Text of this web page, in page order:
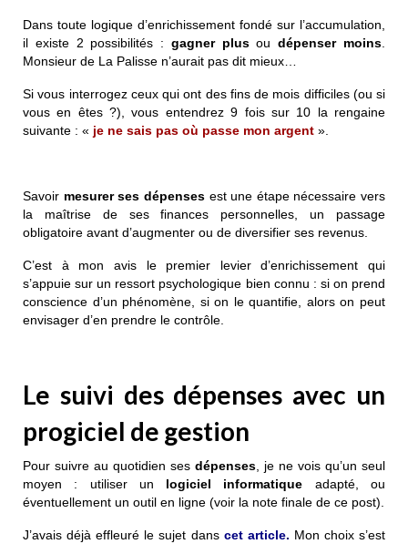
Dans toute logique d’enrichissement fondé sur l’accumulation,
il existe 2 possibilités : gagner plusoudépenser moins
Monsieur de La Palisse n’aurait pas dit mieux…
Si vous interrogez ceux qui ont des fins de mois difficiles (ou si
vous en êtes ?), vous entendrez 9 fois sur 10 la rengaine
suivante : « je ne sais pas où passe mon argent ».
Savoir mesurer ses dépensesest une étape nécessaire vers
la maîtrise de ses finances personnelles, un passage
obligatoire avant d’augmenter ou de diversifier ses revenus.
C’est à mon avis le premier levier d’enrichissement qui
s’appuie sur un ressort psychologique bien connu : si on prend
conscience d’un phénomène, si on le quantifie, alors on peut
envisager d’en prendre le contrôle.
Le suivi des dépenses avec un
progiciel de gestion
Pour suivre au quotidien ses dépenses , je ne vois qu’un seul
moyen : utiliser un logiciel informatique adapté, ou
éventuellement un outil en ligne (voir la note finale de ce post).
J’avais déjà effleuré le sujet dans cet article. Mon choix s’est